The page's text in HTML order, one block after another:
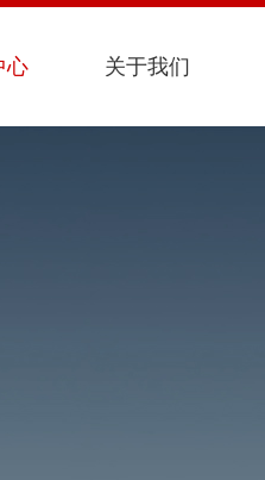
心 关于我们